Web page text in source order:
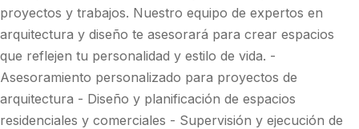
proyectos y trabajos. Nuestro equipo de expertos en
arquitectura y diseño te asesorará para crear espacios
que reflejen tu personalidad y estilo de vida. -
Asesoramiento personalizado para proyectos de
arquitectura - Diseño y planificación de espacios
residenciales y comerciales - Supervisión y ejecución de